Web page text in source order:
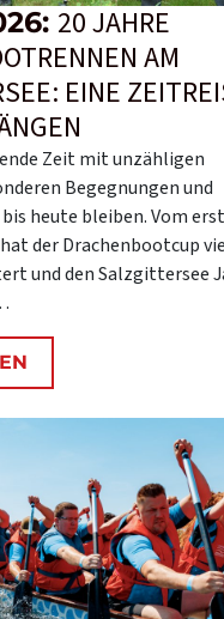
20 JAHRE
AM
EINE
Zeit mit unzähligen
Begegnungen und
heute bleiben. Vom
der Drachenbootcup
und den Salzgittersee